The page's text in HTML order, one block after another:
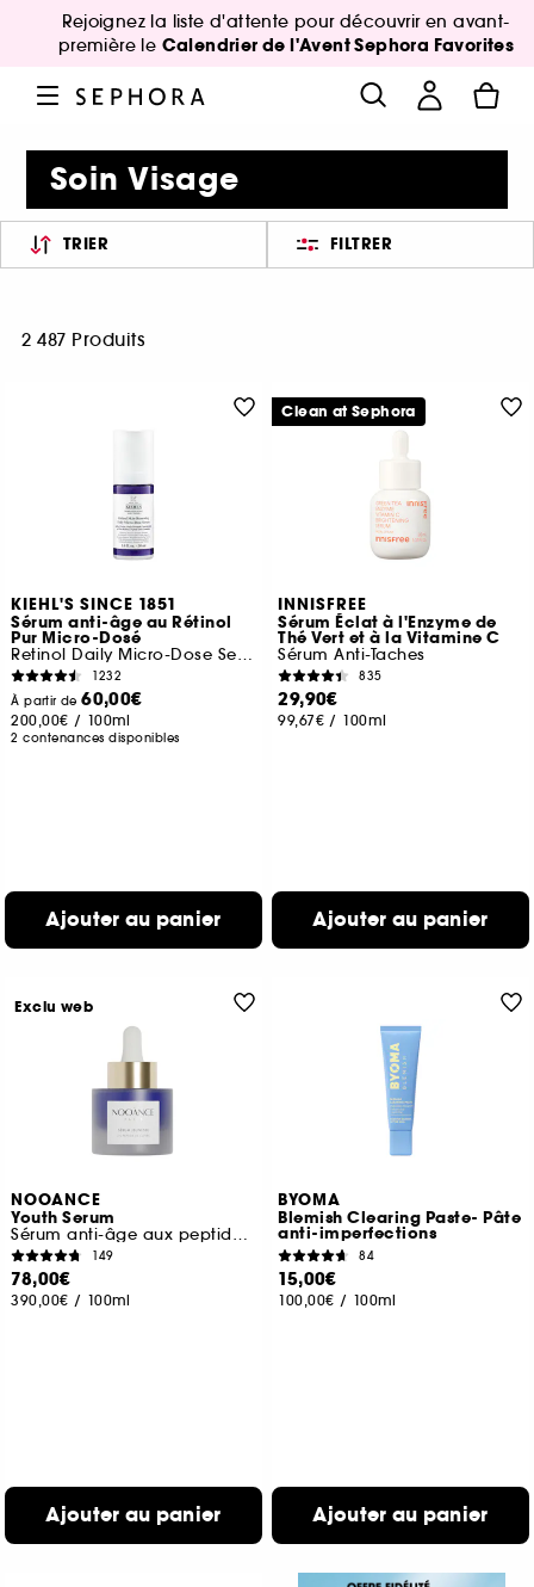
Rejoignez la liste d'attente pour découvrir en avant-
première le Calendrier de l'Avent Sephora Favorites
Soin Visage
TRIER FILTRER
2 487 Produits
KIEHL'S SINCE 1851
Sérum anti-âge au Rétinol
Pur Micro-Dosé
Retinol Daily Micro-Dose Serum
1232
À partir de60,00€
200,00€ / 100ml
2 contenances disponibles
Ajouter au panier
INNISFREE
Sérum Éclat à l'Enzyme de
Thé Vert et à la Vitamine C
Sérum Anti-Taches
835
29,90€
99,67€ / 100ml
Ajouter au panier
Clean at Sephora
NOOANCE
Youth Serum
Sérum anti-âge aux peptides de cuivre
149
78,00€
390,00€ / 100ml
Ajouter au panier
Exclu web
BYOMA
Blemish Clearing Paste- Pâte
anti-imperfections
84
15,00€
100,00€ / 100ml
Ajouter au panier